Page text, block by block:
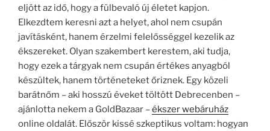
eljött az idő, hogy a fülbevaló új életet kapjon.
Elkezdtem keresni azt a helyet, ahol nem csupán
javításként, hanem érzelmi felelősséggel kezelik az
ékszereket. Olyan szakembert kerestem, aki tudja,
hogy ezek a tárgyak nem csupán értékes anyagból
készültek, hanem történeteket őriznek. Egy közeli
barátnőm – aki hosszú éveket töltött Debrecenben –
ajánlotta nekem a GoldBazaar –ékszer webáruház
online oldalát. Először kissé szkeptikus voltam: hogyan